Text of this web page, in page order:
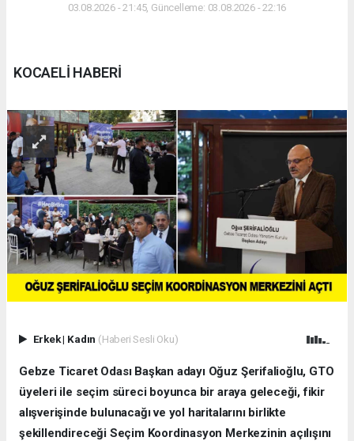
03.08.2026 - 21:45, Güncelleme: 03.08.2026 - 22:16
KOCAELİ HABERİ
Erkek| Kadın (Haberi Sesli Oku)
Gebze Ticaret Odası Başkan adayı Oğuz Şerifalioğlu, GTO
üyeleri ile seçim süreci boyunca bir araya geleceği, fikir
alışverişinde bulunacağı ve yol haritalarını birlikte
şekillendireceği Seçim Koordinasyon Merkezinin açılışını